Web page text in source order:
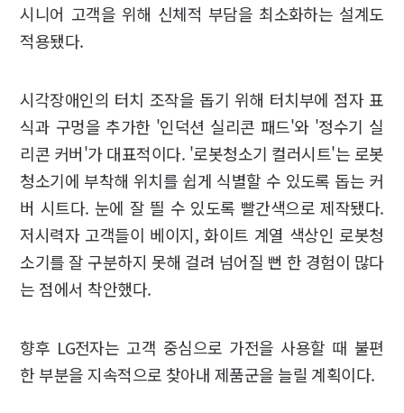
시니어 고객을 위해 신체적 부담을 최소화하는 설계도
적용됐다.
시각장애인의 터치 조작을 돕기 위해 터치부에 점자 표
식과 구멍을 추가한 '인덕션 실리콘 패드'와 '정수기 실
리콘 커버'가 대표적이다. '로봇청소기 컬러시트'는 로봇
청소기에 부착해 위치를 쉽게 식별할 수 있도록 돕는 커
버 시트다. 눈에 잘 띌 수 있도록 빨간색으로 제작됐다.
저시력자 고객들이 베이지, 화이트 계열 색상인 로봇청
소기를 잘 구분하지 못해 걸려 넘어질 뻔 한 경험이 많다
는 점에서 착안했다.
향후 LG전자는 고객 중심으로 가전을 사용할 때 불편
한 부분을 지속적으로 찾아내 제품군을 늘릴 계획이다.